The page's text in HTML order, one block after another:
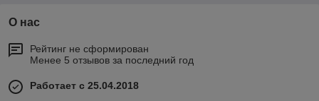
О нас
Рейтинг не сформирован
Менее 5 отзывов за последний год
Работает с 25.04.2018